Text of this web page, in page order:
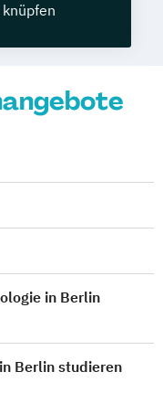
in Berlin
Berlin studieren